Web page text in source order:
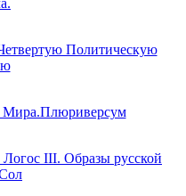
Политическую
Мира.Плюриверсум
III. Образы русской